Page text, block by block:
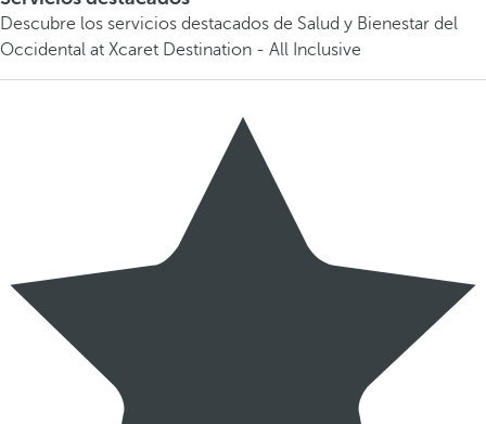
Descubre los servicios destacados de Salud y Bienestar del
Occidental at Xcaret Destination - All Inclusive